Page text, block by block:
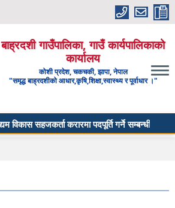
बाह्रदशी गाउँपालिका, गाउँ कार्यपालिकाको
कार्यालय
कोशी प्रदेश, चकचकी, झापा, नेपाल
"समृद्ध बाह्रदशीको आधार,कृषि,शिक्षा,स्वास्थ्य र पूर्वाधार ।"
विकास सहजकर्ता करारमा पदपूर्ति गर्ने सम्बन्धी सूचना ।